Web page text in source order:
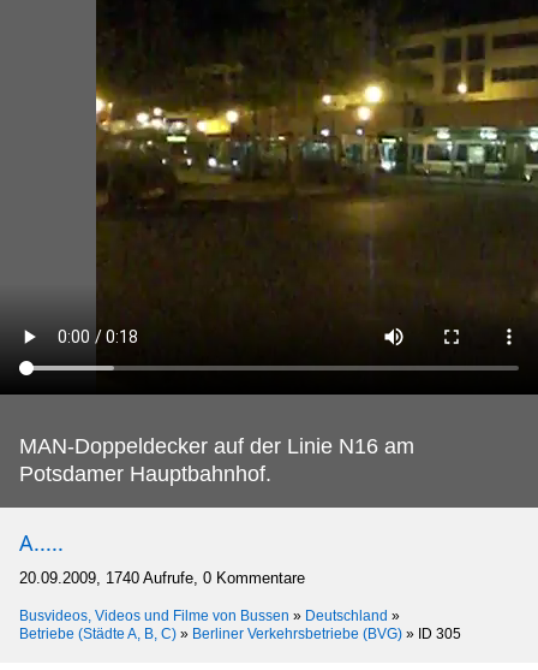
MAN-Doppeldecker auf der Linie N16 am
Potsdamer Hauptbahnhof.
A.....
20.09.2009, 1740 Aufrufe, 0 Kommentare
Busvideos, Videos und Filme von Bussen » Deutschland »
Betriebe (Städte A, B, C) » Berliner Verkehrsbetriebe (BVG) » ID 305